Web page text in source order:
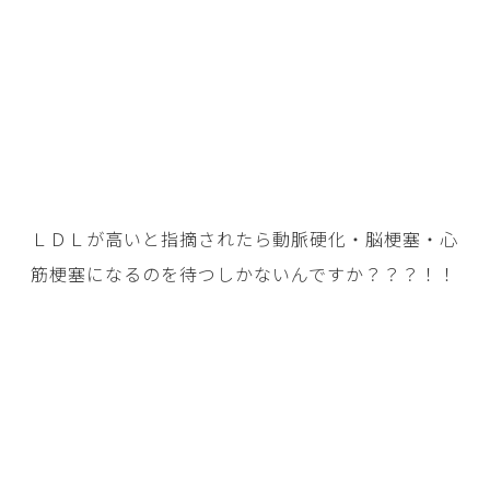
ＬＤＬが高いと指摘されたら動脈硬化・脳梗塞・心
筋梗塞になるのを待つしかないんですか？？？！！